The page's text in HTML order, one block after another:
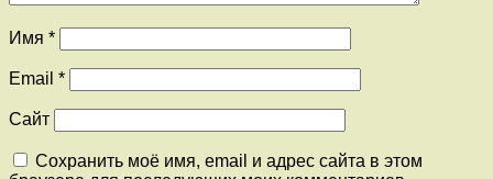
Имя *
Email *
Сайт
Сохранить моё имя, email и адрес сайта в этом